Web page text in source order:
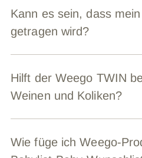
Kann es sein, dass
getragen wird?
Hilft der Weego TWIN
Weinen und Koliken?
Wie füge ich Weego-